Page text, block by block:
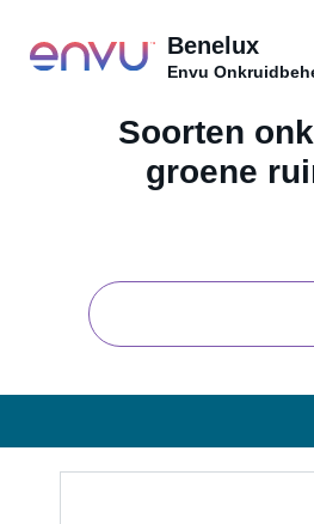
Benelux
Envu
Onkruiden
Soorten
groene